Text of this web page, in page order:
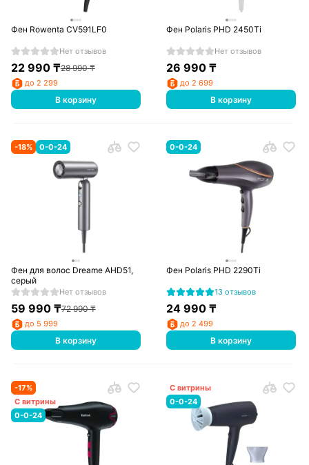
Фен Rowenta CV591LF0
Нет отзывов
22 990₸28 990₸
до 2 299
В корзину
Фен Polaris PHD 2450Ti
Нет отзывов
26 990 ₸
до 2 699
В корзину
-18% 0-0-24
Фен для волос Dreame AHD51,
серый
Нет отзывов
59 990₸72 990₸
до 5 999
В корзину
0-0-24
Фен Polaris PHD 2290Ti
13 отзывов
24 990 ₸
до 2 499
В корзину
-17%
С витрины
0-0-24
С витрины
0-0-24